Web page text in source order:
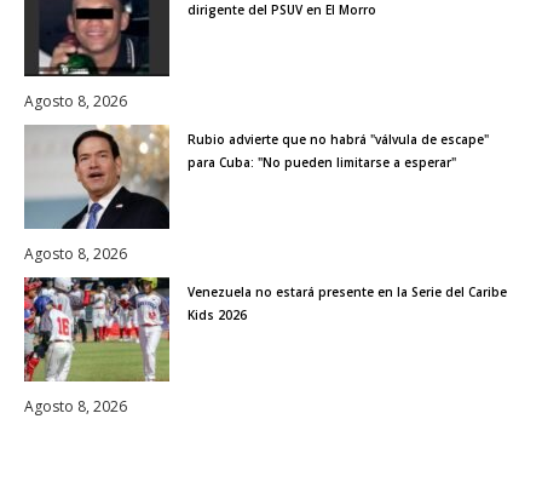
dirigente del PSUV en El Morro
Agosto 8, 2026
Rubio advierte que no habrá "válvula de escape"
para Cuba: "No pueden limitarse a esperar"
Agosto 8, 2026
Venezuela no estará presente en la Serie del Caribe
Kids 2026
Agosto 8, 2026